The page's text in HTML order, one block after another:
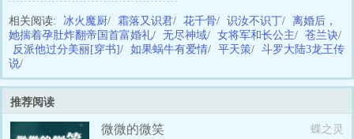
相关阅读: 冰火魔厨/ 霜落又识君/ 花千骨/ 识汝不识丁/ 离婚后，
她揣着孕肚炸翻帝国首富婚礼/ 无尽神域/ 女将军和长公主/ 苍兰诀/
反派他过分美丽[穿书]/ 如果蜗牛有爱情/ 平天策/ 斗罗大陆3龙王传
说/
推荐阅读
微微的微笑 蝶之灵